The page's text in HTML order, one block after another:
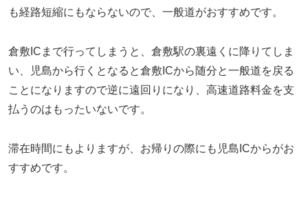
も経路短縮にもならないので、一般道がおすすめです。
倉敷ICまで行ってしまうと、倉敷駅の裏遠くに降りてしま
い、児島から行くとなると倉敷ICから随分と一般道を戻る
ことになりますので逆に遠回りになり、高速道路料金を支
払うのはもったいないです。
滞在時間にもよりますが、お帰りの際にも児島ICからがお
すすめです。